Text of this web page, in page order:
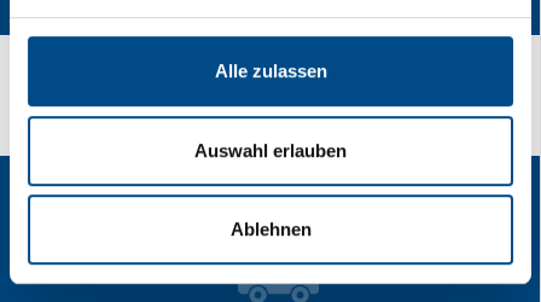
Alle zulassen
Auswahl erlauben
Ablehnen